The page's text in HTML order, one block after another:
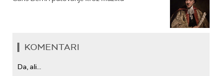
KOMENTARI
Da, ali...